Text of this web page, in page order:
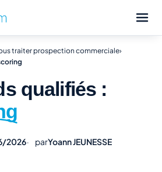
traiter prospection commerciale›
qualifiés :
2026 parYoann JEUNESSE